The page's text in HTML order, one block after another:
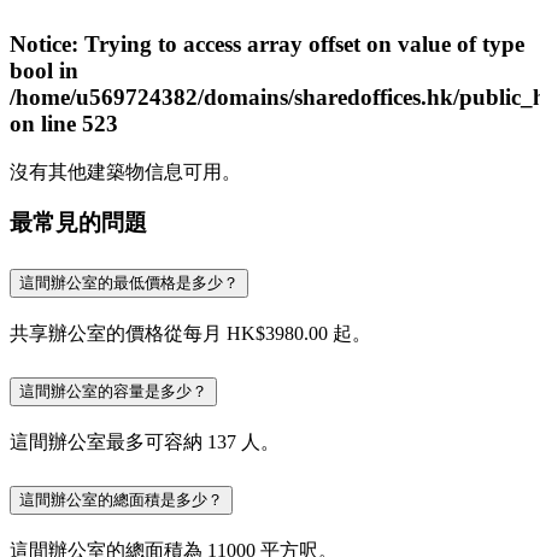
Notice: Trying to access array offset on value of type
bool in
/home/u569724382/domains/sharedoffices.hk/
on line 523
沒有其他建築物信息可用。
最常見的問題
這間辦公室的最低價格是多少？
共享辦公室的價格從每月 HK$3980.00 起。
這間辦公室的容量是多少？
這間辦公室最多可容納 137 人。
這間辦公室的總面積是多少？
這間辦公室的總面積為 11000 平方呎。